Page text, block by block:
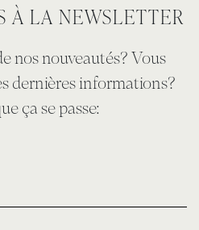
À LA NEWSLETTER
nos nouveautés? Vous
dernières informations?
ça se passe: